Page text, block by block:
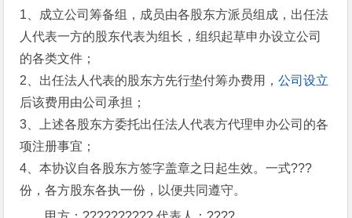
1、成立公司筹备组，成员由各股东方派员组成，出任法
人代表一方的股东代表为组长，组织起草申办设立公司
的各类文件；
2、出任法人代表的股东方先行垫付筹办费用，公司设立
后该费用由公司承担；
3、上述各股东方委托出任法人代表方代理申办公司的各
项注册事宜；
4、本协议自各股东方签字盖章之日起生效。一式???
份，各方股东各执一份，以便共同遵守。